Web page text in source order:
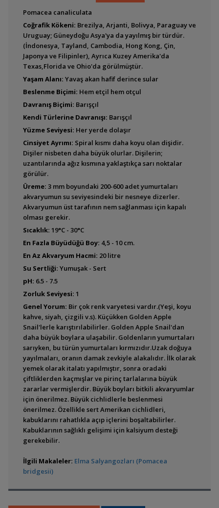
Asolene spixi (Zebra
Corbicula fluminea
(Asya Tatlı Su Midyesi)
Neritina natalensis
(Zebra Nerite)
Neritina reclivata
(Zeytin Nerite)
(Ramshorn Salyangoz)
Pomacea canaliculata
Pomacea flagellata
Pomacea haustrum
Pomacea canaliculata
Coğrafik Kökeni: Brezilya, Arjanti, Bolivya, Paraguay ve
Uruguay; Güneydoğu Asya'ya da yayılmış bir türdür.
(İndonesya, Tayland, Cambodia, Hong Kong, Çin,
Japonya ve Filipinler), Ayrıca Kuzey Amerika'da
Texas,Florida ve Ohio'da görülmüştür.
Yaşam Alanı: Yavaş akan hafif derince sular
Beslenme Biçimi: Hem etçil hem otçul
Davranış Biçimi: Barışçıl
Kendi Türlerine Davranışı: Barışçıl
Yüzme Seviyesi: Her yerde dolaşır
Cinsiyet Ayrımı: Spiral kısmı daha koyu olan dişidir.
Dişiler nisbeten daha büyük olurlar. Dişilerin;
uzantılarında ağız kısmına yaklaştıkça sarı noktalar
görülür.
Üreme: 3 mm boyundaki 200-600 adet yumurtaları
akvaryumun su seviyesindeki bir nesneye dizerler.
Akvaryumun üst tarafının nem sağlanması için kapalı
olması gerekir.
Sıcaklık: 19°C - 30°C
En Fazla Büyüdüğü Boy: 4,5 - 10 cm.
En Az Akvaryum Hacmi: 20 litre
Su Sertliği: Yumuşak - Sert
pH: 6.5 - 7.5
Zorluk Seviyesi: 1
Genel Yorum: Bir çok renk varyetesi vardır.(Yeşi, koyu
kahve, siyah, çizgili v.s). Küçükken Golden Apple
Snail'lerle karıştırılabilirler. Golden Apple Snail'dan
daha büyük boylara ulaşabilir. Goldenların yumurtaları
sarıyken, bu türün yumurtaları kırmızıdır.Uzak doğuya
yayılmaları, oranın damak zevkiyle alakalıdır. İlk olarak
yemek olarak italatı yapılmıştır, sonra oradaki
çiftliklerden kaçmışlar ve pirinç tarlalarına büyük
zararlar vermişlerdir. Büyük boyları bitkili akvaryumlar
için önerilmez. Büyük cichlidlerle beslenmesi
önerilmez. Özellikle sert Amerikan cichlidleri,
kabuklarını rahatlıkla açıp içlerini boşaltabilirler.
Kabuklarının sağlıklı gelişimi için kalsiyum desteği
gerekebilir.
İlgili Makaleler: Elma Salyangozları (Pomacea
bridgesii)